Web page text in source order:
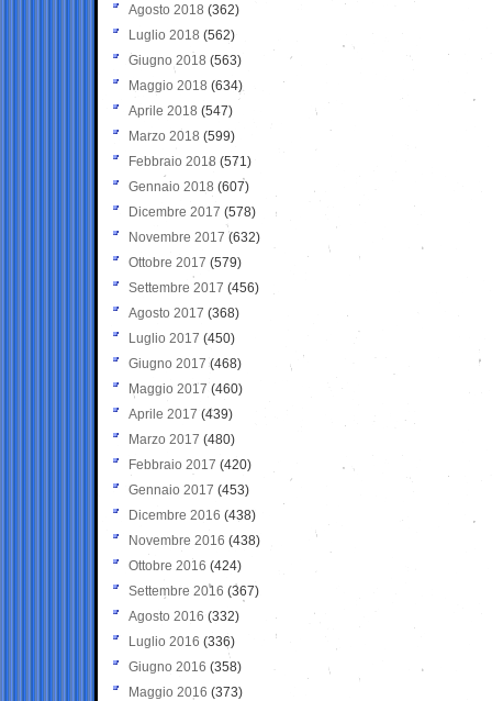
Agosto 2018 (362)
Luglio 2018 (562)
Giugno 2018 (563)
Maggio 2018 (634)
Aprile 2018 (547)
Marzo 2018 (599)
Febbraio 2018 (571)
Gennaio 2018 (607)
Dicembre 2017 (578)
Novembre 2017 (632)
Ottobre 2017 (579)
Settembre 2017 (456)
Agosto 2017 (368)
Luglio 2017 (450)
Giugno 2017 (468)
Maggio 2017 (460)
Aprile 2017 (439)
Marzo 2017 (480)
Febbraio 2017 (420)
Gennaio 2017 (453)
Dicembre 2016 (438)
Novembre 2016 (438)
Ottobre 2016 (424)
Settembre 2016 (367)
Agosto 2016 (332)
Luglio 2016 (336)
Giugno 2016 (358)
Maggio 2016 (373)